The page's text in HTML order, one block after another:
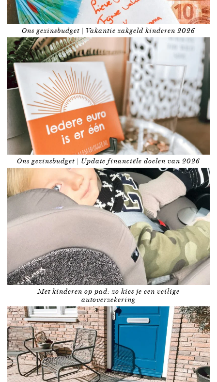
Ons gezinsbudget | Vakantie zakgeld kinderen 2026
Ons gezinsbudget | Update financiële doelen van 2026
Met kinderen op pad: zo kies je een veilige
autoverzekering